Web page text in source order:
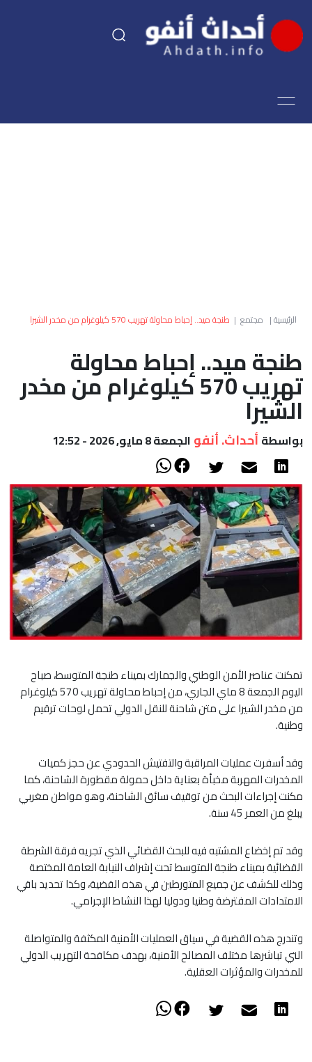
اقتصاد
العالم
أعمدة
الصحراء
الرئيسية| مجتمع | طنجة ميد.. إحباط محاولة تهريب 570 كيلوغرام من مخدر الشيرا
طنجة ميد.. إحباط محاولة
تهريب 570 كيلوغرام من مخدر
الشيرا
بواسطة أحداث. أنفو الجمعة 8 مايو, 2026 - 12:52
تمكنت عناصر الأمن الوطني والجمارك بميناء طنجة المتوسط، صباح
اليوم الجمعة 8 ماي الجاري، من إحباط محاولة تهريب 570 كيلوغرام
من مخدر الشيرا على متن شاحنة للنقل الدولي تحمل لوحات ترقيم
وطنية.
وقد أسفرت عمليات المراقبة والتفتيش الحدودي عن حجز كميات
المخدرات المهربة مخبأة بعناية داخل حمولة مقطورة الشاحنة، كما
مكنت إجراءات البحث من توقيف سائق الشاحنة، وهو مواطن مغربي
يبلغ من العمر 45 سنة.
وقد تم إخضاع المشتبه فيه للبحث القضائي الذي تجريه فرقة الشرطة
القضائية بميناء طنجة المتوسط تحت إشراف النيابة العامة المختصة
وذلك للكشف عن جميع المتورطين في هذه القضية، وكذا تحديد باقي
الامتدادات المفترضة وطنيا ودوليا لهذا النشاط الإجرامي.
وتندرج هذه القضية في سياق العمليات الأمنية المكثفة والمتواصلة
التي تباشرها مختلف المصالح الأمنية، بهدف مكافحة التهريب الدولي
للمخدرات والمؤثرات العقلية.